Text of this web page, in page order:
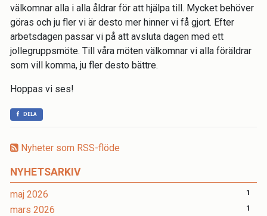
Nyheter som RSS-flöde
NYHETSARKIV
maj 2026 1
mars 2026 1
välkomnar alla i alla åldrar för att hjälpa till. Mycket behöver
göras och ju fler vi är desto mer hinner vi få gjort. Efter
arbetsdagen passar vi på att avsluta dagen med ett
jollegruppsmöte. Till våra möten välkomnar vi alla föräldrar
som vill komma, ju fler desto bättre.
Hoppas vi ses!
DELA